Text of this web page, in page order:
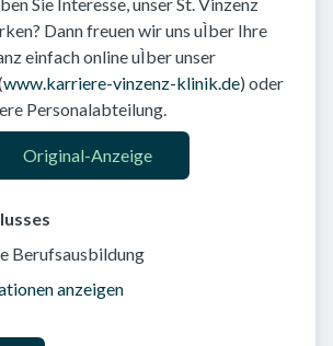
Dann freuen wir uns uÌber Ihre
einfach online uÌber unser
www.karriere-vinzenz-klinik.de) oder
Personalabteilung.
Original-Anzeige
Berufsausbildung
anzeigen